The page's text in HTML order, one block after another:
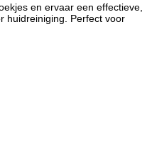
en ervaar een effectieve,
huidreiniging. Perfect voor